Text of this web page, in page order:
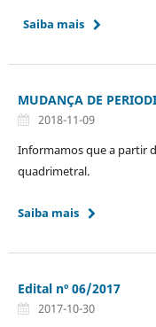
Saiba mais
MUDANÇA DE
2018-11-09
Informamos que a partir
quadrimetral.
Saiba mais
Edital nº 06/2017
2017-10-30